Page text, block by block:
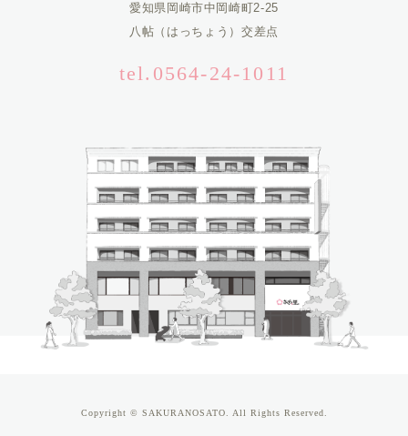
愛知県岡崎市中岡崎町2-25
八帖（はっちょう）交差点
tel.0564-24-1011
Copyright © SAKURANOSATO. All Rights Reserved.